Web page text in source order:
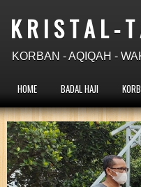
K R I S T A L -
KORBAN - AQIQAH -
HOME BADAL HAJI